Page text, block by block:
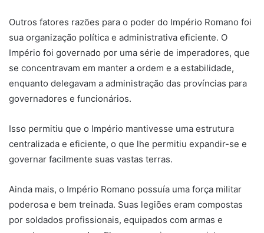
Outros fatores razões para o poder do Império Romano foi
sua organização política e administrativa eficiente. O
Império foi governado por uma série de imperadores, que
se concentravam em manter a ordem e a estabilidade,
enquanto delegavam a administração das províncias para
governadores e funcionários.
Isso permitiu que o Império mantivesse uma estrutura
centralizada e eficiente, o que lhe permitiu expandir-se e
governar facilmente suas vastas terras.
Ainda mais, o Império Romano possuía uma força militar
poderosa e bem treinada. Suas legiões eram compostas
por soldados profissionais, equipados com armas e